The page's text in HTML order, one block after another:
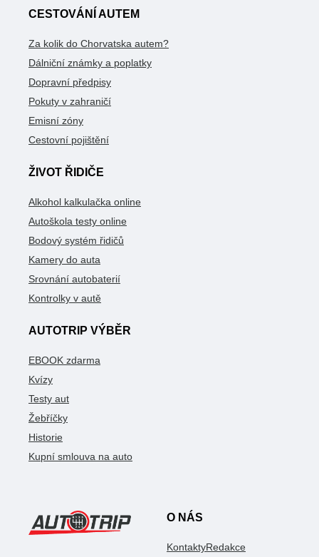
CESTOVÁNÍ AUTEM
Za kolik do Chorvatska autem?
Dálniční známky a poplatky
Dopravní předpisy
Pokuty v zahraničí
Emisní zóny
Cestovní pojištění
ŽIVOT ŘIDIČE
Alkohol kalkulačka online
Autoškola testy online
Bodový systém řidičů
Kamery do auta
Srovnání autobaterií
Kontrolky v autě
AUTOTRIP VÝBĚR
EBOOK zdarma
Kvízy
Testy aut
Žebříčky
Historie
Kupní smlouva na auto
O NÁS
KontaktyRedakce